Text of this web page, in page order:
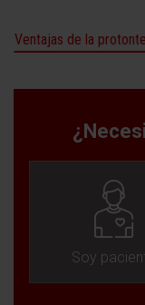
Ventajas de la
Soy